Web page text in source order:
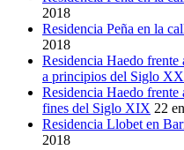
2018
Residencia Peña en la
2018
Residencia Haedo
a principios del Siglo
Residencia Haedo frente
fines del Siglo XIX 22
Residencia Llobet en
2018